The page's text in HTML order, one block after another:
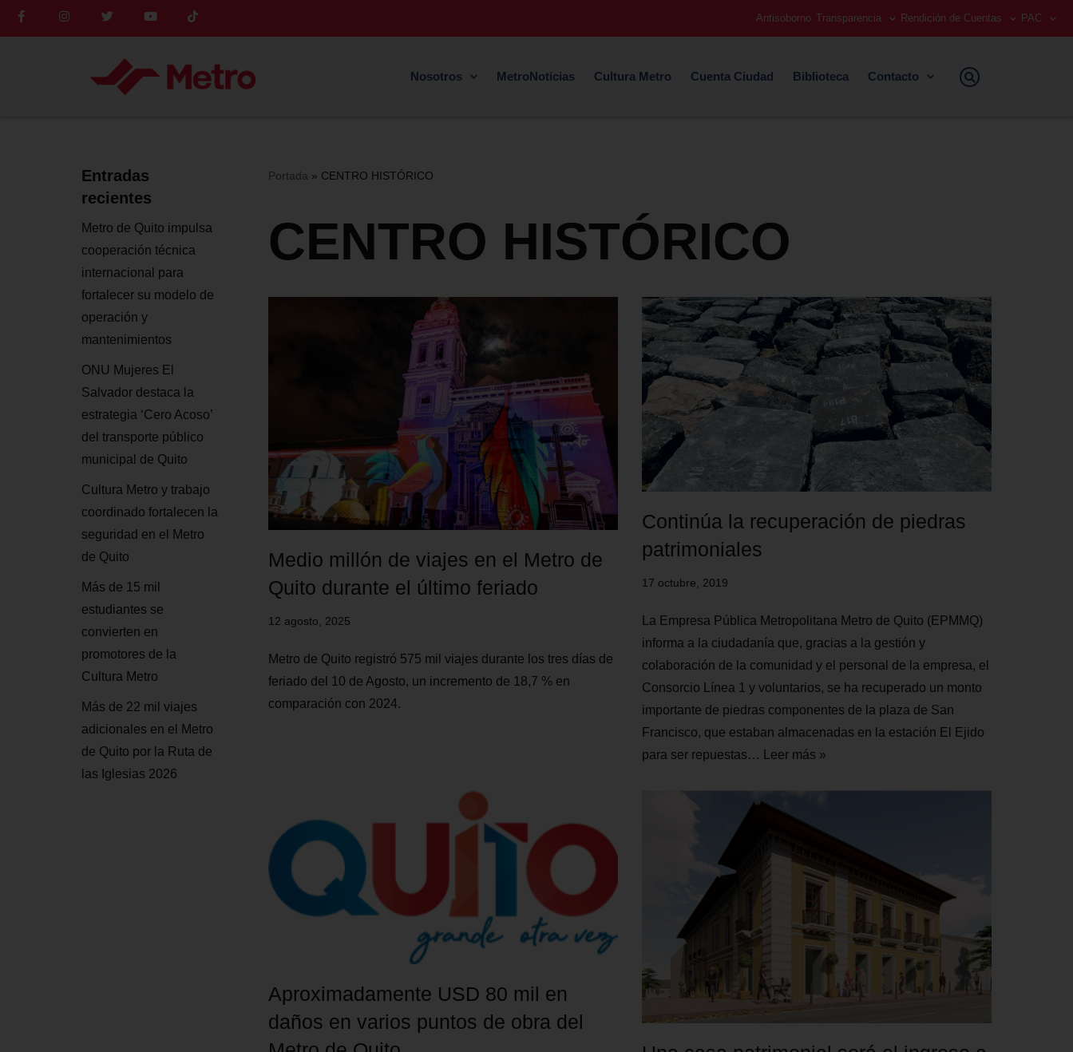
Antisoborno Transparencia Rendición de Cuentas PAC
Nosotros MetroNoticias Cultura Metro Cuenta Ciudad Biblioteca Contacto
Entradas
recientes
Metro de Quito impulsa
cooperación técnica
internacional para
fortalecer su modelo de
operación y
mantenimientos
ONU Mujeres El
Salvador destaca la
estrategia ‘Cero Acoso’
del transporte público
municipal de Quito
Cultura Metro y trabajo
coordinado fortalecen la
seguridad en el Metro
de Quito
Más de 15 mil
estudiantes se
convierten en
promotores de la
Cultura Metro
Más de 22 mil viajes
adicionales en el Metro
de Quito por la Ruta de
las Iglesias 2026
Portada » CENTRO HISTÓRICO
CENTRO HISTÓRICO
Medio millón de viajes en el Metro de
Quito durante el último feriado
12 agosto, 2025
Metro de Quito registró 575 mil viajes durante los tres días de
feriado del 10 de Agosto, un incremento de 18,7 % en
comparación con 2024.
Continúa la recuperación de piedras
patrimoniales
17 octubre, 2019
La Empresa Pública Metropolitana Metro de Quito (EPMMQ)
informa a la ciudadanía que, gracias a la gestión y
colaboración de la comunidad y el personal de la empresa, el
Consorcio Línea 1 y voluntarios, se ha recuperado un monto
importante de piedras componentes de la plaza de San
Francisco, que estaban almacenadas en la estación El Ejido
para ser repuestas…
Leer más »
Aproximadamente USD 80 mil en
daños en varios puntos de obra del